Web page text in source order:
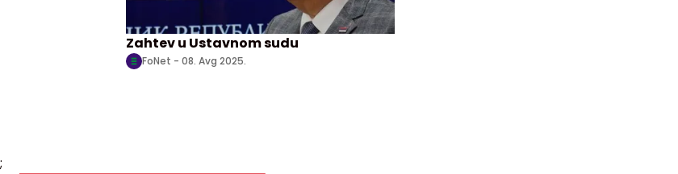
Zahtev u Ustavnom sudu
FoNet - 08. Avg 2025.
;